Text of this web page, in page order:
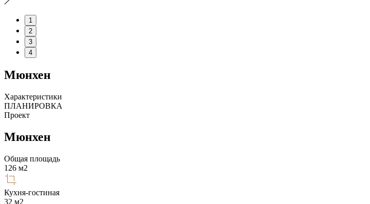
1
2
3
4
Мюнхен
Характеристики
ПЛАНИРОВКА
Проект
Мюнхен
Общая площадь
126 м2
Кухня-гостиная
32 м2